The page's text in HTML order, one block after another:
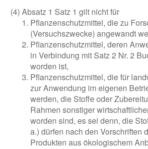
(4) Absatz 1 Satz 1 gilt nicht für
Pflanzenschutzmittel, die zu
(Versuchszwecke) angewandt
Pflanzenschutzmittel, deren
in Verbindung mit Satz 2 Nr. 2
worden ist,
Pflanzenschutzmittel, die für
zur Anwendung im eigenen
werden, die Stoffe oder
Rahmen sonstiger
worden sind, es sei denn, die
a.) dürfen nach den Vorschriften
Produkten aus ökologischem